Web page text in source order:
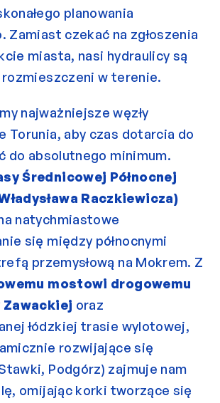
planowania
Zamiast czekać na zgłoszenia
miasta, nasi hydraulicy są
w terenie.
najważniejsze węzły
Torunia, aby czas dotarcia do
do absolutnego minimum.
Średnicowej Północnej
Raczkiewicza)
natychmiastowe
się między północnymi
przemysłową na Mokrem. Z
mostowi drogowemu
Zawackiej oraz
łódzkiej trasie wylotowej,
rozwijające się
Podgórz) zajmuje nam
omijając korki tworzące się